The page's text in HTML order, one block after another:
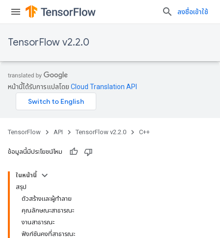
ลงชื่อเข้าใช้
TensorFlow v2.2.0
หน้านี้ได้รับการแปลโดย Cloud Translation API
TensorFlow API TensorFlow v2.2.0 C++
ข้อมูลนี้มีประโยชน์ไหม
ในหน้านี้
สรุป
ตัวสร้างและผู้ทำลาย
คุณลักษณะสาธารณะ
งานสาธารณะ
ฟังก์ชันคงที่สาธารณะ